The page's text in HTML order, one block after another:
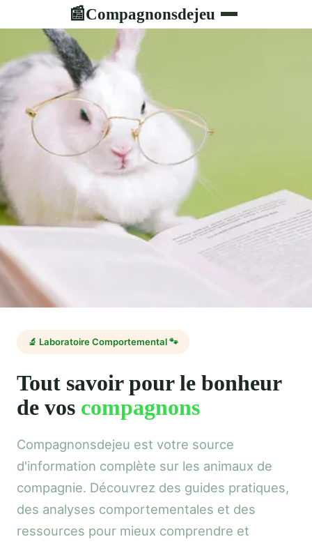
📰Compagnonsdejeu
🔬 Laboratoire Comportemental 🐾
Tout savoir pour le bonheur
de vos compagnons
Compagnonsdejeu est votre source
d'information complète sur les animaux de
compagnie. Découvrez des guides pratiques,
des analyses comportementales et des
ressources pour mieux comprendre et